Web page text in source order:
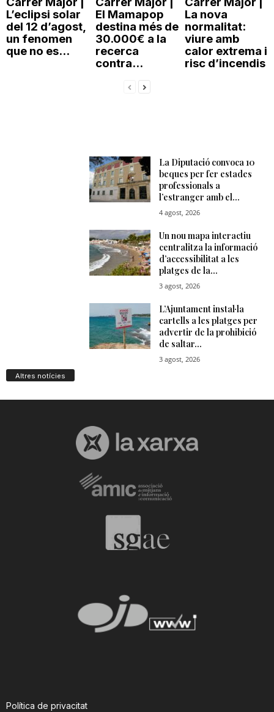
L’eclipsi solar
del 12 d’agost,
un fenomen
que no es...
El Mamapop
destina més de
30.000€ a la
recerca
contra...
La nova
normalitat:
viure amb
calor extrema i
risc d’incendis
Altres notícies
Política de privacitat